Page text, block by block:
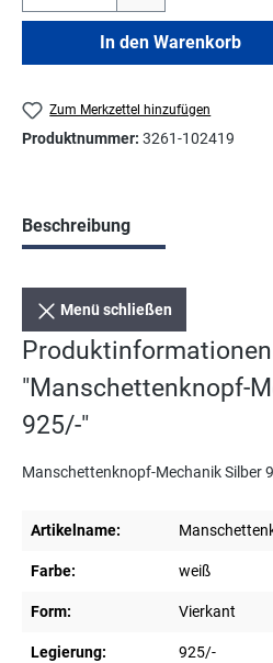
In den Warenkorb
Zum Merkzettel hinzufügen
Produktnummer: 3261-102419
Beschreibung
Menü schließen
Produktinformationen
"Manschettenknopf-
925/-"
Manschettenknopf-Mechanik Silber
Artikelname:
Farbe: weiß
Form: Vierkant
Legierung: 925/-